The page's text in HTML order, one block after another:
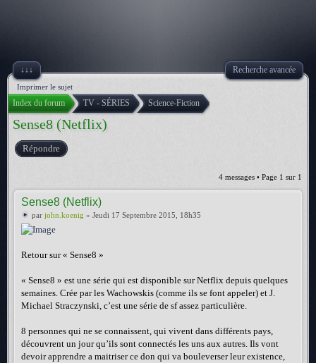
↓↓↓ Recherche avancée
Imprimer le sujet
Index du forum TV - SÉRIES Science-Fiction
Sense8 (Netflix)
Répondre
4 messages • Page 1 sur 1
Sense8 (Netflix)
par john.koenig » Jeudi 17 Septembre 2015, 18h35
Retour sur « Sense8 »
« Sense8 » est une série qui est disponible sur Netflix depuis quelques
semaines. Crée par les Wachowskis (comme ils se font appeler) et J.
Michael Straczynski, c’est une série de sf assez particulière.
8 personnes qui ne se connaissent, qui vivent dans différents pays,
découvrent un jour qu’ils sont connectés les uns aux autres. Ils vont
devoir apprendre a maitriser ce don qui va bouleverser leur existence,